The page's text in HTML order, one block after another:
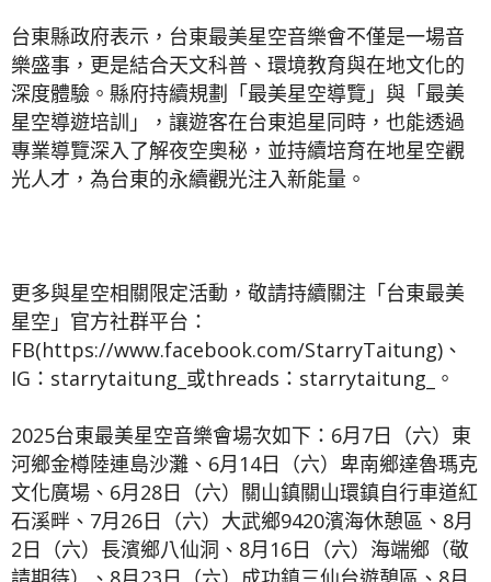
台東縣政府表示，台東最美星空音樂會不僅是一場音
樂盛事，更是結合天文科普、環境教育與在地文化的
深度體驗。縣府持續規劃「最美星空導覽」與「最美
星空導遊培訓」，讓遊客在台東追星同時，也能透過
專業導覽深入了解夜空奧秘，並持續培育在地星空觀
光人才，為台東的永續觀光注入新能量。
更多與星空相關限定活動，敬請持續關注「台東最美
星空」官方社群平台：
FB(https://www.facebook.com/StarryTaitung)、
IG：starrytaitung_或threads：starrytaitung_。
2025台東最美星空音樂會場次如下：6月7日（六）東
河鄉金樽陸連島沙灘、6月14日（六）卑南鄉達魯瑪克
文化廣場、6月28日（六）關山鎮關山環鎮自行車道紅
石溪畔、7月26日（六）大武鄉9420濱海休憩區、8月
2日（六）長濱鄉八仙洞、8月16日（六）海端鄉（敬